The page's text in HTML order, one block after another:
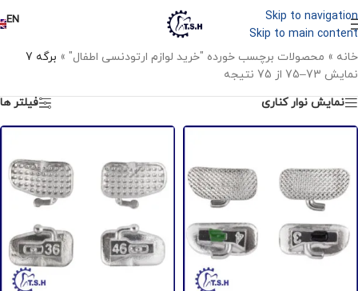
Skip to navigation
Skip to main content
EN
خانه » محصولات برچسب خورده "خرید لوازم ارتودنسی اطفال" » برگه 7
نمایش 73–75 از 75 نتیجه
نمایش نوار کناری
فیلتر ها